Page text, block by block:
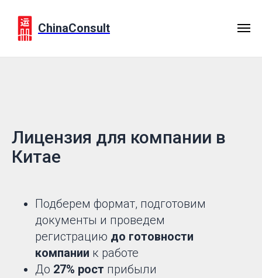
ChinaConsult
Лицензия для компании в
Китае
Подберем формат, подготовим
документы и проведем
регистрацию до готовности
компании к работе
До 27% рост прибыли